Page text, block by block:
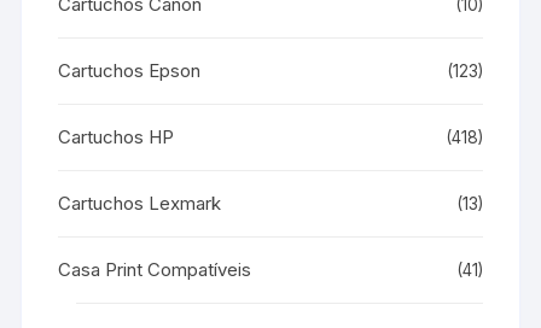
(10)
Cartuchos Epson (123)
Cartuchos HP (418)
Cartuchos Lexmark (13)
Casa Print Compatíveis (41)